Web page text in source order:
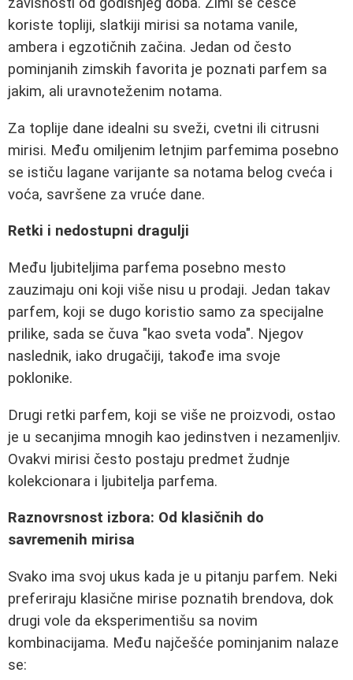
koriste topliji, slatkiji mirisi sa notama vanile,
ambera i egzotičnih začina. Jedan od često
pominjanih zimskih favorita je poznati parfem sa
jakim, ali uravnoteženim notama.
Za toplije dane idealni su sveži, cvetni ili citrusni
mirisi. Među omiljenim letnjim parfemima posebno
se ističu lagane varijante sa notama belog cveća i
voća, savršene za vruće dane.
Retki i nedostupni dragulji
Među ljubiteljima parfema posebno mesto
zauzimaju oni koji više nisu u prodaji. Jedan takav
parfem, koji se dugo koristio samo za specijalne
prilike, sada se čuva "kao sveta voda". Njegov
naslednik, iako drugačiji, takođe ima svoje
poklonike.
Drugi retki parfem, koji se više ne proizvodi, ostao
je u secanjima mnogih kao jedinstven i nezamenljiv.
Ovakvi mirisi često postaju predmet žudnje
kolekcionara i ljubitelja parfema.
Raznovrsnost izbora: Od klasičnih do
savremenih mirisa
Svako ima svoj ukus kada je u pitanju parfem. Neki
preferiraju klasične mirise poznatih brendova, dok
drugi vole da eksperimentišu sa novim
kombinacijama. Među najčešće pominjanim nalaze
se: